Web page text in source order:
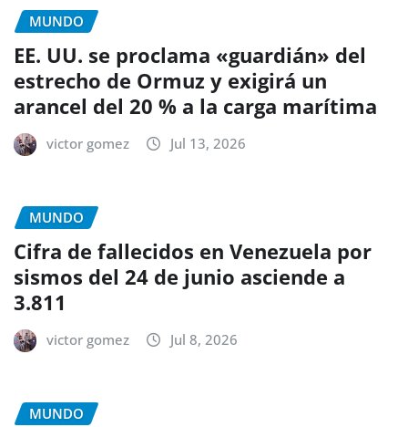
MUNDO
EE. UU. se proclama «guardián» del
estrecho de Ormuz y exigirá un
arancel del 20 % a la carga marítima
victor gomez Jul 13, 2026
MUNDO
Cifra de fallecidos en Venezuela por
sismos del 24 de junio asciende a
3.811
victor gomez Jul 8, 2026
MUNDO